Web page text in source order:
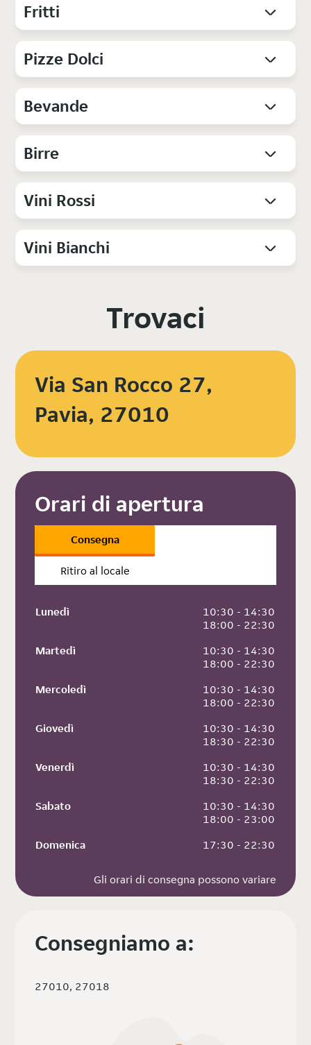
Fritti
Pizze Dolci
Bevande
Birre
Vini Rossi
Vini Bianchi
Trovaci
Via San Rocco 27,
Pavia, 27010
Orari di apertura
Consegna
Ritiro al locale
Lunedì
10:30 - 14:30
18:00 - 22:30
Martedì
10:30 - 14:30
18:00 - 22:30
Mercoledì
10:30 - 14:30
18:00 - 22:30
Giovedì
10:30 - 14:30
18:30 - 22:30
Venerdì
10:30 - 14:30
18:30 - 22:30
Sabato
10:30 - 14:30
18:00 - 23:00
Domenica
17:30 - 22:30
Gli orari di consegna possono variare
Consegniamo a:
27010, 27018